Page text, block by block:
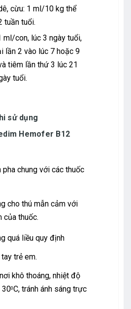
cừu: 1 ml/10 kg thể
tuần tuổi.
ml/con, lúc 3 ngày tuổi,
lần 2 vào lúc 7 hoặc 9
tiêm lần thứ 3 lúc 21
tuổi.
sử dụng
Hemofer B12
pha chung với các thuốc
cho thú mẫn cảm với
của thuốc.
quá liều quy định
trẻ em.
khô thoáng, nhiệt độ
300C, tránh ánh sáng trực